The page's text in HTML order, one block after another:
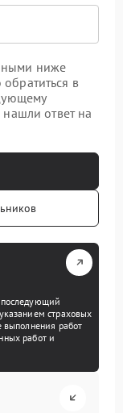
ниже
в
ответ на
последующий
страховых
выполнения работ
работ и